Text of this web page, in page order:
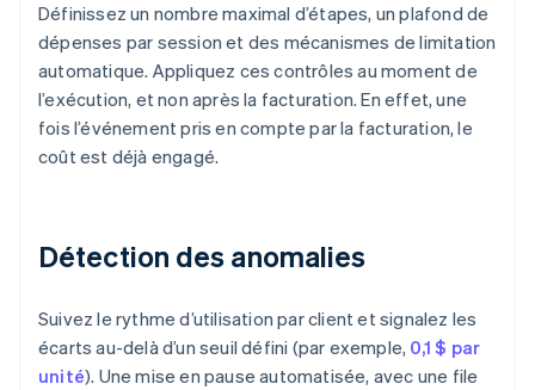
Définissez un nombre maximal d’étapes, un plafond de
dépenses par session et des mécanismes de limitation
automatique. Appliquez ces contrôles au moment de
l’exécution, et non après la facturation. En effet, une
fois l’événement pris en compte par la facturation, le
coût est déjà engagé.
Détection des anomalies
Suivez le rythme d’utilisation par client et signalez les
écarts au-delà d’un seuil défini (par exemple, 0,1 $ par
unité). Une mise en pause automatisée, avec une file